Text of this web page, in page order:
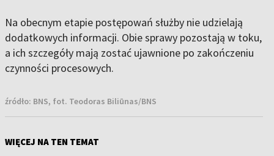
Na obecnym etapie postępowań służby nie udzielają
dodatkowych informacji. Obie sprawy pozostają w toku,
a ich szczegóły mają zostać ujawnione po zakończeniu
czynności procesowych.
źródło: BNS, fot. Teodoras Biliūnas/BNS
WIĘCEJ NA TEN TEMAT